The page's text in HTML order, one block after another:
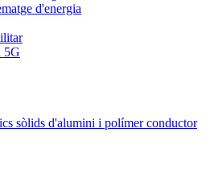
d'energia
5G
sòlids d'alumini i polímer conductor